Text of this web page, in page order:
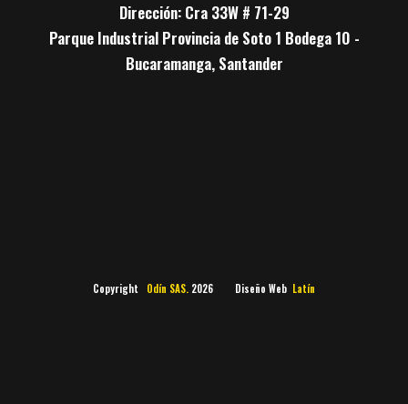
Dirección: Cra 33W # 71-29
Parque Industrial Provincia de Soto 1 Bodega 10 -
Bucaramanga, Santander
Copyright Odín SAS. 2026 Diseño Web Latín